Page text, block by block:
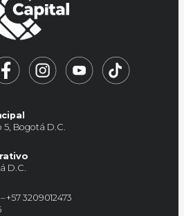
5, Bogotá D.C.
D.C.
+57 3209012473